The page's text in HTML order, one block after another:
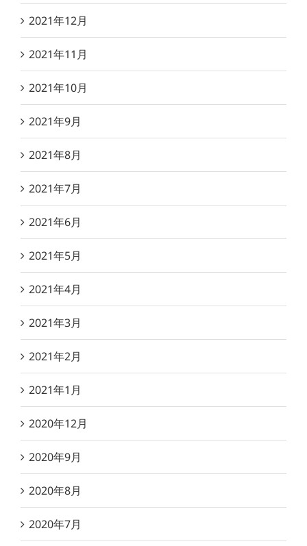
2021年12月
2021年11月
2021年10月
2021年9月
2021年8月
2021年7月
2021年6月
2021年5月
2021年4月
2021年3月
2021年2月
2021年1月
2020年12月
2020年9月
2020年8月
2020年7月